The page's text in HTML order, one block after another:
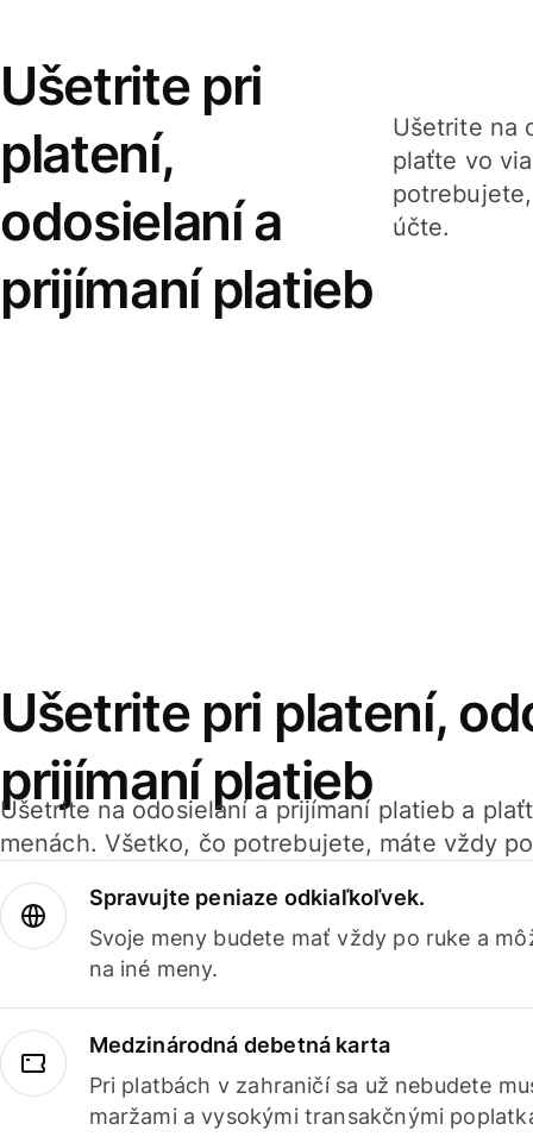
Ušetrite pri
platení,
odosielaní a
prijímaní platieb
Ušetrite na
plaťte vo
účte.
Ušetrite pri platení,
prijímaní platieb
Ušetrite na odosielaní a prijímaní platieb a
menách. Všetko, čo potrebujete, máte vždy
Spravujte peniaze odkiaľkoľvek.
Svoje meny budete mať vždy po ruke a
na iné meny.
Medzinárodná debetná karta
Pri platbách v zahraničí sa už nebudete
maržami a vysokými transakčnými